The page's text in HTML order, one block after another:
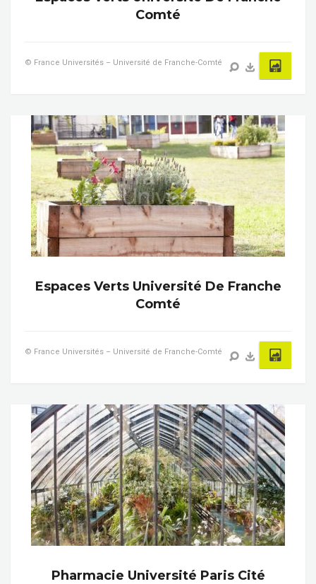
Comté
© France Universités – Université de Franche-Comté
Espaces Verts Université De Franche
Comté
© France Universités – Université de Franche-Comté
Pharmacie Université Paris Cité